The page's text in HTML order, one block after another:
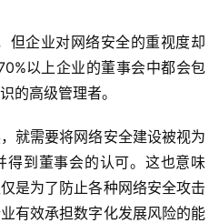
但企业对网络安全的重视度却
以上企业的董事会中都会包
的高级管理者。
就需要将网络安全建设被视为
得到董事会的认可。这也意味
是为了防止各种网络安全攻击
有效承担数字化发展风险的能